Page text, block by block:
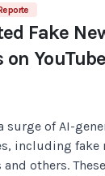
Fake
YouTube
surge of AI-
including fake
and others.